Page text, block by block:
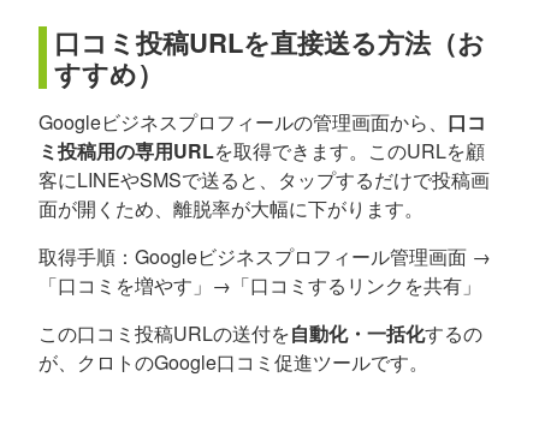
口コミ投稿URLを直接送る方法（お
すすめ）
Googleビジネスプロフィールの管理画面から、 口コ
ミ投稿用の専用URLを取得できます。このURLを顧
客にLINEやSMSで送ると、タップするだけで投稿画
面が開くため、離脱率が大幅に下がります。
取得手順：Googleビジネスプロフィール管理画面 →
「口コミを増やす」→「口コミするリンクを共有」
この口コミ投稿URLの送付を自動化・一括化するの
が、クロトのGoogle口コミ促進ツールです。